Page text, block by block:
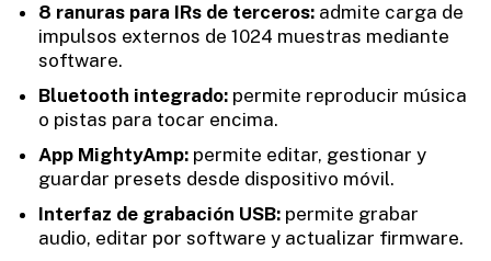
8 ranuras para IRs de terceros: admite carga de
impulsos externos de 1024 muestras mediante
software.
Bluetooth integrado: permite reproducir música
o pistas para tocar encima.
App MightyAmp: permite editar, gestionar y
guardar presets desde dispositivo móvil.
Interfaz de grabación USB: permite grabar
audio, editar por software y actualizar firmware.